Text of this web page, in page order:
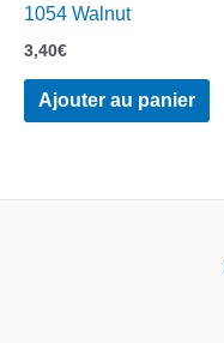
1054 Walnut
3,40€
Ajouter au panier